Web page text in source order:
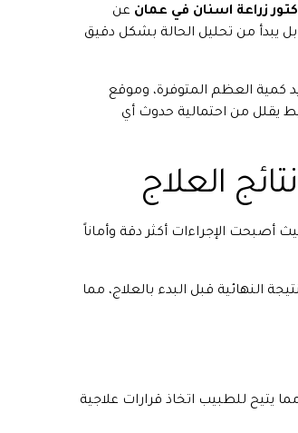
زراعة اسنان في عمان عن
بل يبدأ من تحليل الحالة بشكل دقيق
كمية العظم المتوفرة، وموقع
يقلل من احتمالية حدوث أي
العلاج
أصبحت الإجراءات أكثر دقة وأماناً
النهائية قبل البدء بالعلاج، مما
يتيح للطبيب اتخاذ قرارات علاجية